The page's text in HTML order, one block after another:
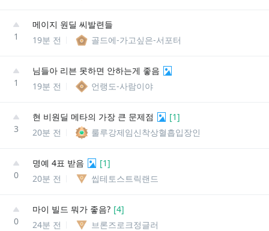
1
메이지 원딜 씨발련들
19분 전
골드에-가고싶은-서포터
1
님들아 리븐 못하면 안하는게 좋음
19분 전
언랭도-사람이야
3
현 비원딜 메타의 가장 큰 문제점 [1]
20분 전
룰루강제임신착상혈흡입장인
0
명예 4표 받음 [1]
20분 전
씹테토스트릭랜드
0
마이 빌드 뭐가 좋음? [4]
24분 전
브론즈로크정글러